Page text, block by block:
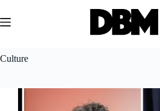
contenu
Culture